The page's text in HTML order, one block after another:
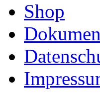
Shop